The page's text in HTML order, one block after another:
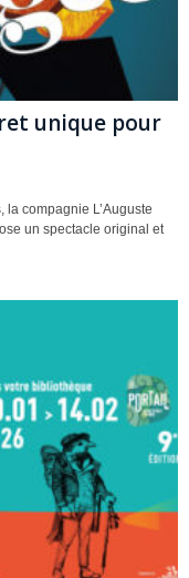
unique pour
compagnie L’Auguste
un spectacle original et